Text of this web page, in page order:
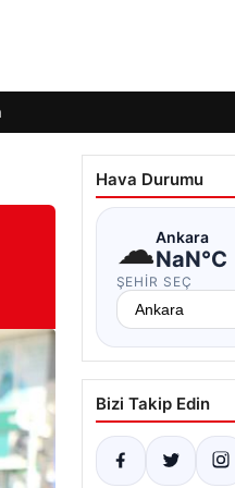
Hava Durumu
☁Ankara
NaN°C
ŞEHIR SEÇ
Bizi Takip Edin